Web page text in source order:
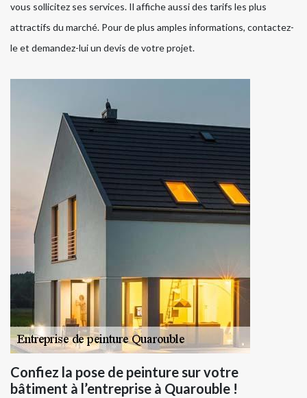
vous sollicitez ses services. Il affiche aussi des tarifs les plus
attractifs du marché. Pour de plus amples informations, contactez-
le et demandez-lui un devis de votre projet.
Confiez la pose de peinture sur votre
bâtiment à l’entreprise à Quarouble !